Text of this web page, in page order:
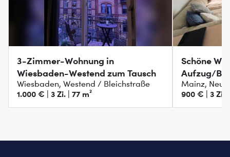
3-Zimmer-Wohnung in
Wiesbaden-Westend zum Tausch
Wiesbaden, Westend / Bleichstraße
1.000 € | 3 Zi. | 77 m²
Schöne
Aufzug/
Mainz,
900 € | 3 Zi. |